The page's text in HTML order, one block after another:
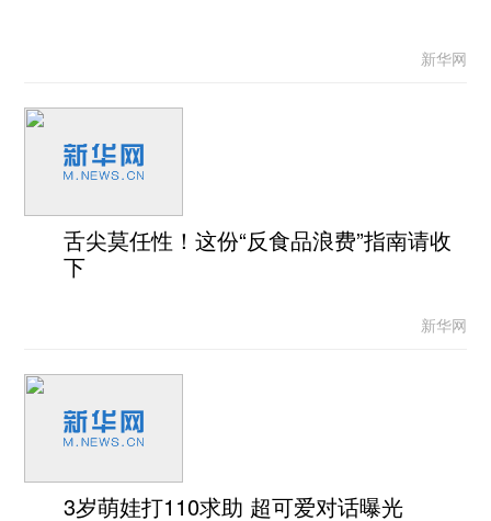
新华网
舌尖莫任性！这份“反食品浪费”指南请收
下
新华网
3岁萌娃打110求助 超可爱对话曝光